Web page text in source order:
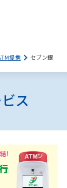
提携
セブン銀
ス